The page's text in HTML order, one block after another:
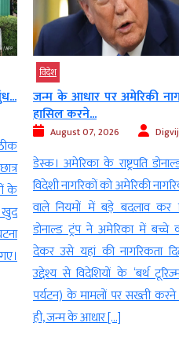
जन्म के आधार पर अमेरिकी नागरिकता
हासिल करने...
August 07, 2026 Digvijay
डेस्क। अमेरिका के राष्ट्रपति डोनाल्ड ट्रंप ने
विदेशी नागरिकों को अमेरिकी नागरिकता देने
वाले नियमों में बड़े बदलाव कर दिए हैं।
डोनाल्ड ट्रंप ने अमेरिका में बच्चे को जन्म
देकर उसे यहां की नागरिकता दिलाने के
उद्देश्य से विदेशियों के ‘बर्थ टूरिज्म’ (जन्म
पर्यटन) के मामलों पर सख्ती करने के साथ
ही, जन्म के आधार […]